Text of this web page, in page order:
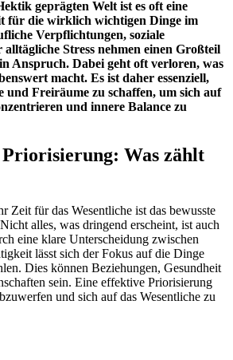
geprägten Welt ist es oft eine
für die wirklich wichtigen Dinge im
Verpflichtungen, soziale
Stress nehmen einen Großteil
Anspruch. Dabei geht oft verloren, was
macht. Es ist daher essenziell,
und Freiräume zu schaffen, um sich auf
und innere Balance zu
Was zählt
Zeit für das Wesentliche ist das bewusste
alles, was dringend erscheint, ist auch
eine klare Unterscheidung zwischen
lässt sich der Fokus auf die Dinge
Dies können Beziehungen, Gesundheit
sein. Eine effektive Priorisierung
und sich auf das Wesentliche zu